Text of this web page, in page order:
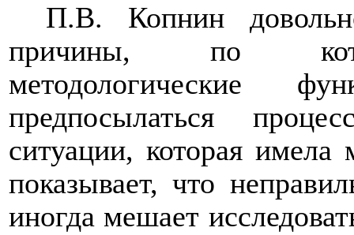
П.В. Копнин
причины, по
методологические
предпосылаться
ситуации, которая
показывает, что
иногда мешает